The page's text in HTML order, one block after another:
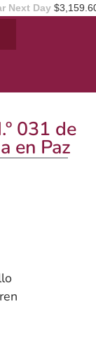
Next Day
031 de
en Paz